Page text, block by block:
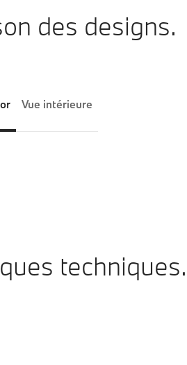
des designs.
Vue intérieure
techniques.